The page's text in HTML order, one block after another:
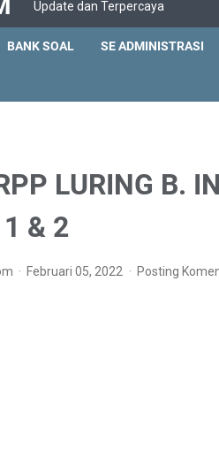
Update dan Terpercaya
BANK SOAL SE ADMINISTRASI
LURING B.
& 2
Februari 05, 2022 Posting